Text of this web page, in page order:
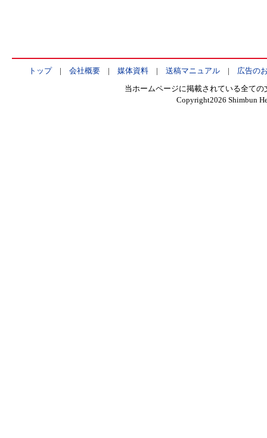
トップ| 会社概要| 媒体資料| 送稿マニュアル| 広告の
当ホームページに掲載されている全て
Copyright2026 Shimbun